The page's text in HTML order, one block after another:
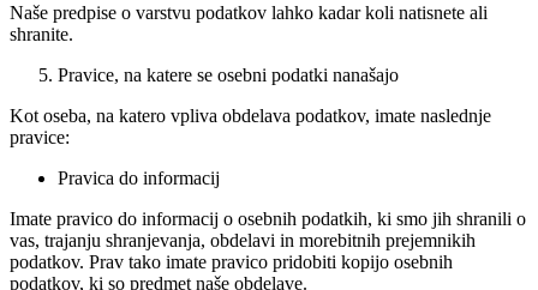
Naše predpise o varstvu podatkov lahko kadar koli natisnete ali
shranite.
Pravice, na katere se osebni podatki nanašajo
Kot oseba, na katero vpliva obdelava podatkov, imate naslednje
pravice:
Pravica do informacij
Imate pravico do informacij o osebnih podatkih, ki smo jih shranili o
vas, trajanju shranjevanja, obdelavi in ​​morebitnih prejemnikih
podatkov. Prav tako imate pravico pridobiti kopijo osebnih
podatkov, ki so predmet naše obdelave.